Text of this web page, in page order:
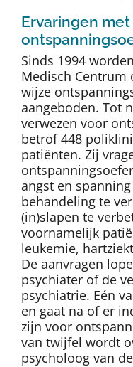
Ervaringen met
Sinds 1994
Medisch Centrum
wijze
aangeboden. Tot
verwezen voor
betrof 448
patiënten. Zij
angst en
behandeling te
(in)slapen te
voornamelijk
leukemie,
De aanvragen
psychiater of de
psychiatrie. Eén
en gaat na of er
zijn voor
van twijfel wordt
psycholoog van